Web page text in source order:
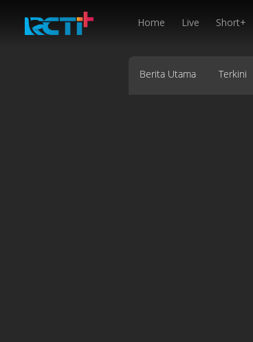
Home Live Short+
Berita Utama Terkini